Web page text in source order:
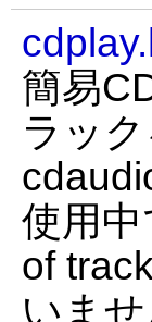
簡易
ラッ
使用
of
いま